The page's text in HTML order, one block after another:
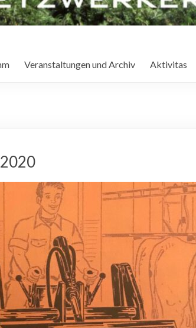
Veranstaltungen und Archiv Aktivitas